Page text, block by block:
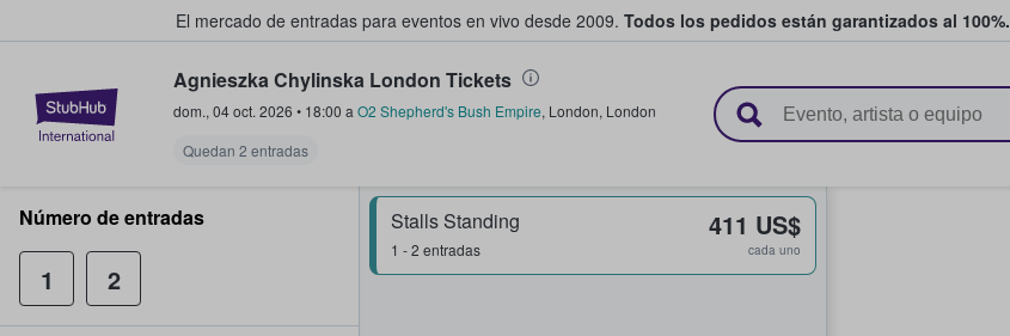
El mercado de entradas para eventos en vivo desde 2009. Todos los pedidos están garantizados al 100%.
StubHub: compra y venta de entradas entre fans
Agnieszka Chylinska London Tickets
dom., 04 oct. 2026 • 18:00 a O2 Shepherd's Bush Empire, London, London
Quedan 2 entradas
Stalls Standing
1 - 2 entradas
411 US$
cada uno
Número de entradas
1 2